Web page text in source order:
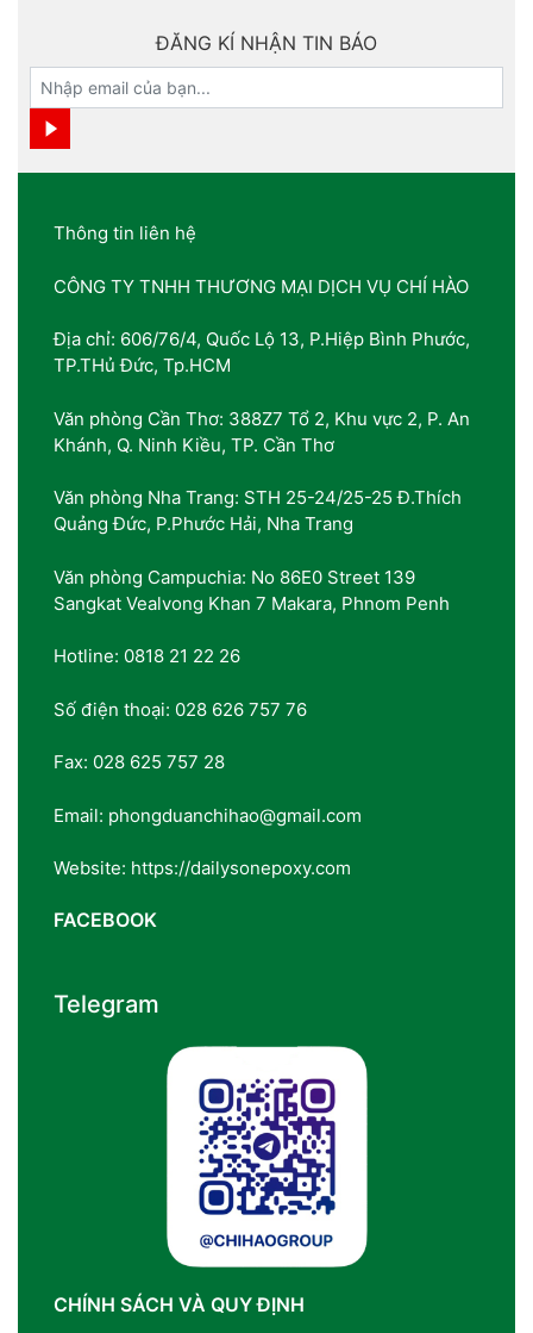
ĐĂNG KÍ NHẬN TIN BÁO
Thông tin liên hệ
CÔNG TY TNHH THƯƠNG MẠI DỊCH VỤ CHÍ HÀO
Địa chỉ: 606/76/4, Quốc Lộ 13, P.Hiệp Bình Phước,
TP.THủ Đức, Tp.HCM
Văn phòng Cần Thơ: 388Z7 Tổ 2, Khu vực 2, P. An
Khánh, Q. Ninh Kiều, TP. Cần Thơ
Văn phòng Nha Trang: STH 25-24/25-25 Đ.Thích
Quảng Đức, P.Phước Hải, Nha Trang
Văn phòng Campuchia: No 86E0 Street 139
Sangkat Vealvong Khan 7 Makara, Phnom Penh
Hotline: 0818 21 22 26
Số điện thoại: 028 626 757 76
Fax: 028 625 757 28
Email: phongduanchihao@gmail.com
Website: https://dailysonepoxy.com
FACEBOOK
Telegram
CHÍNH SÁCH VÀ QUY ĐỊNH